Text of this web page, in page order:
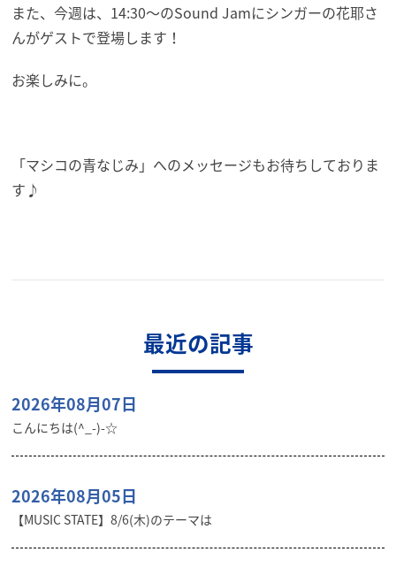
また、今週は、14:30～のSound Jamにシンガーの花耶さ
んがゲストで登場します！
お楽しみに。
「マシコの青なじみ」へのメッセージもお待ちしておりま
す♪
最近の記事
2026年08月07日
こんにちは(^_-)-☆
2026年08月05日
【MUSIC STATE】8/6(木)のテーマは